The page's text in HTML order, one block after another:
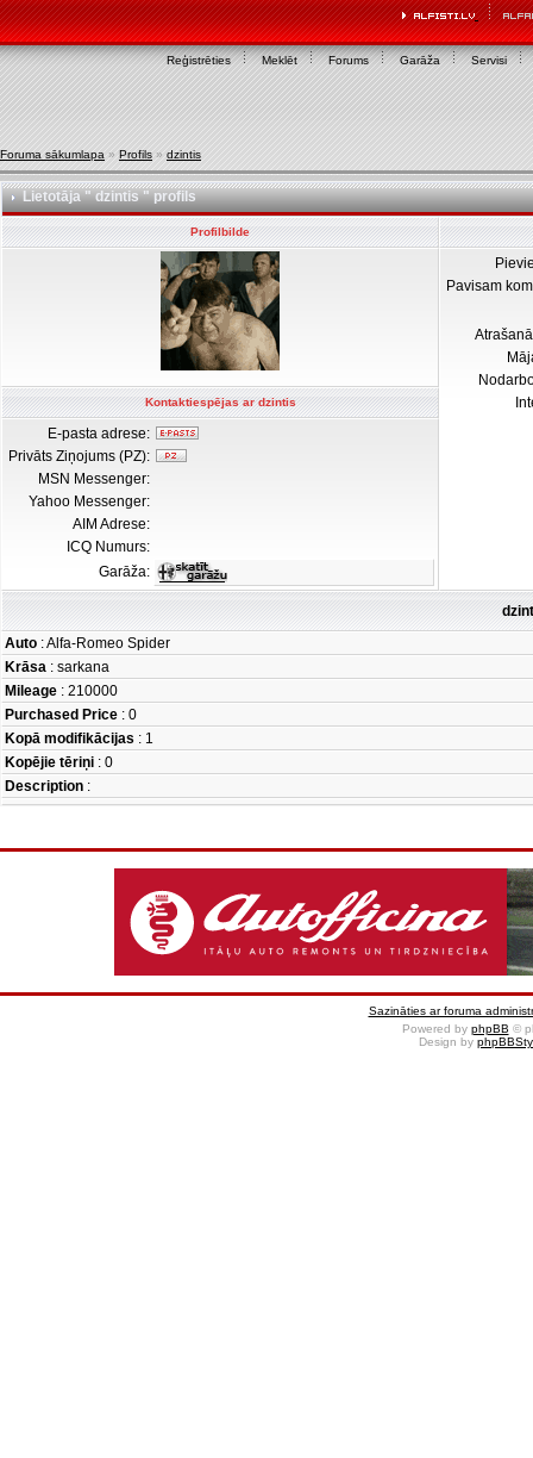
Reģistrēties Meklēt Forums Garāža Servisi
Foruma sākumlapa » Profils » dzintis
Lietotāja " dzintis " profils
Profilbilde
Pavisam
Kontaktiespējas ar dzintis
E-pasta adrese:
Privāts Ziņojums (PZ):
MSN Messenger:
Yahoo Messenger:
AIM Adrese:
ICQ Numurs:
Garāža:
Auto : Alfa-Romeo Spider
Krāsa : sarkana
Mileage : 210000
Purchased Price : 0
Kopā modifikācijas : 1
Kopējie tēriņi : 0
Description :
Sazināties ar foruma
Powered by phpBB ©
Design by